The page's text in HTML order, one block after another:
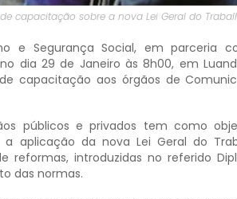
capacitação sobre a nova Lei Geral do
e Segurança Social, em parceria
dia 29 de Janeiro às 8h00, em
capacitação aos órgãos de
públicos e privados tem como
aplicação da nova Lei Geral do
reformas, introduzidas no referido
das normas.